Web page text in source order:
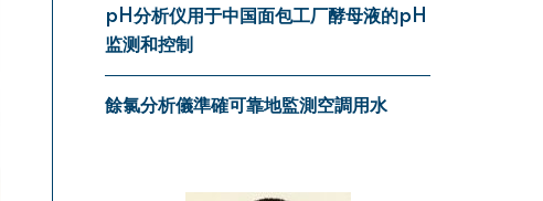
pH分析仪用于中国面包工厂酵母液的pH
监测和控制
餘氯分析儀準確可靠地監測空調用水